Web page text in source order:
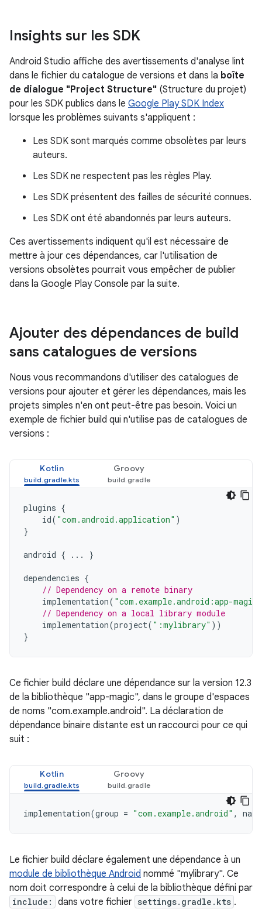
Insights sur les SDK
Android Studio affiche des avertissements d'analyse lint
dans le fichier du catalogue de versions et dans la boîte
de dialogue "Project Structure" (Structure du projet)
pour les SDK publics dans le Google Play SDK Index
lorsque les problèmes suivants s'appliquent :
Les SDK sont marqués comme obsolètes par leurs
auteurs.
Les SDK ne respectent pas les règles Play.
Les SDK présentent des failles de sécurité connues.
Les SDK ont été abandonnés par leurs auteurs.
Ces avertissements indiquent qu'il est nécessaire de
mettre à jour ces dépendances, car l'utilisation de
versions obsolètes pourrait vous empêcher de publier
dans la Google Play Console par la suite.
Ajouter des dépendances de build
sans catalogues de versions
Nous vous recommandons d'utiliser des catalogues de
versions pour ajouter et gérer les dépendances, mais les
projets simples n'en ont peut-être pas besoin. Voici un
exemple de fichier build qui n'utilise pas de catalogues de
versions :
Kotlin Groovy
plugins {
id( "com.android.application" )
}
android { ... }
dependencies {
// Dependency on a remote binary
implementation( "com.example.android:app-
// Dependency on a local library module
implementation(project( ":mylibrary" ))
}
Ce fichier build déclare une dépendance sur la version 12.3
de la bibliothèque "app-magic", dans le groupe d'espaces
de noms "com.example.android". La déclaration de
dépendance binaire distante est un raccourci pour ce qui
suit :
Kotlin Groovy
implementation(group = "com.example.android" , name
Le fichier build déclare également une dépendance à un
module de bibliothèque Android nommé "mylibrary". Ce
nom doit correspondre à celui de la bibliothèque défini par
include: dans votre fichier settings.gradle.kts .